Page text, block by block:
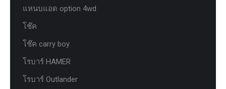
แหนบแอด option 4wd
โช๊ค
โช๊ค carry boy
โรบาร์ HAMER
โรบาร์ Outlander